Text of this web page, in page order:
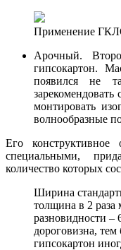
Применение
Арочный.
гипсокартон.
появился не
зарекомендовать
монтировать
волнообразные
Его конструктивное
специальными,
количество которых
Ширина
толщина в 2 раза
разновидности –
дороговизна, тем
гипсокартон